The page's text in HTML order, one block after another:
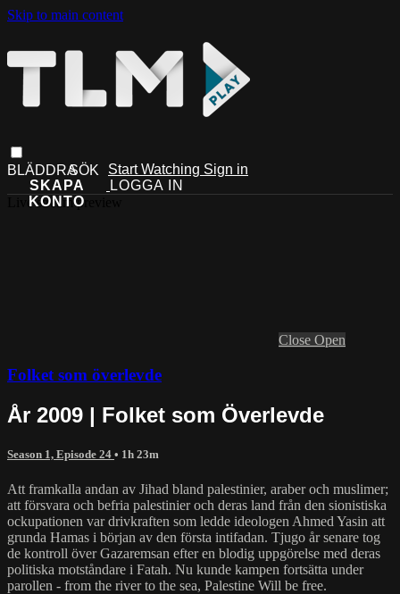
Skip to main content
Start Watching Sign in
Live stream preview
Close Open
Folket som överlevde
År 2009 | Folket som Överlevde
Season 1, Episode 24 • 1h 23m
Att framkalla andan av Jihad bland palestinier, araber och muslimer;
att försvara och befria palestinier och deras land från den sionistiska
ockupationen var drivkraften som ledde ideologen Ahmed Yasin att
grunda Hamas i början av den första intifadan. Tjugo år senare tog
de kontroll över Gazaremsan efter en blodig uppgörelse med deras
politiska motståndare i Fatah. Nu kunde kampen fortsätta under
parollen - from the river to the sea, Palestine Will be free.